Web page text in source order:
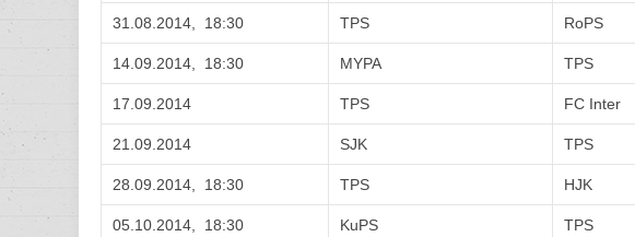
31.08.2014, 18:30 TPS RoPS
14.09.2014, 18:30 MYPA TPS
17.09.2014 TPS FC Inter
21.09.2014 SJK TPS
28.09.2014, 18:30 TPS HJK
05.10.2014, 18:30 KuPS TPS